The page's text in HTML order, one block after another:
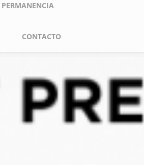
PERMANENCIA
CONTACTO